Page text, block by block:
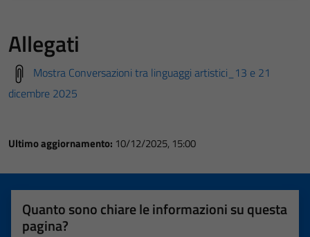
Allegati
Mostra Conversazioni tra linguaggi artistici_13 e 21
dicembre 2025
Ultimo aggiornamento: 10/12/2025, 15:00
Quanto sono chiare le informazioni su questa
pagina?